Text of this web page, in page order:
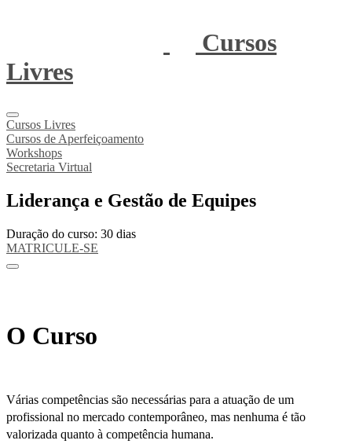
Cursos
Livres
Cursos Livres
Cursos de Aperfeiçoamento
Workshops
Secretaria Virtual
Liderança e Gestão de Equipes
Duração do curso: 30 dias
MATRICULE-SE
O Curso
Várias competências são necessárias para a atuação de um
profissional no mercado contemporâneo, mas nenhuma é tão
valorizada quanto à competência humana.